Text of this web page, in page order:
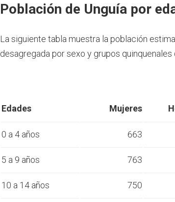
Población de Unguía por
La siguiente tabla muestra la población
desagregada por sexo y grupos quinquenales
Edades Mujeres
0 a 4 años 663
5 a 9 años 763
10 a 14 años 750